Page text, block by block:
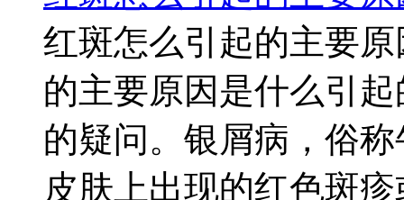
红斑怎么引起的主要
的主要原因是什么引
的疑问。银屑病，俗
皮肤上出现的红色斑